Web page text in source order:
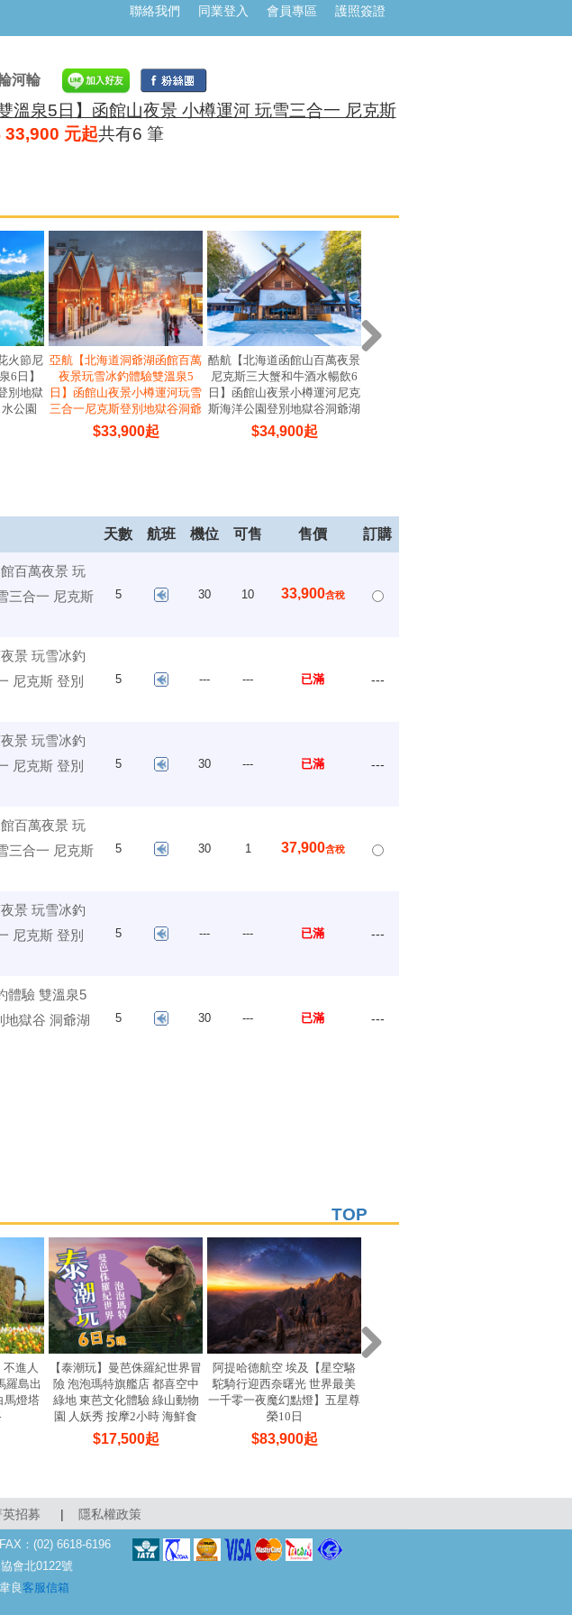
聯絡我們 同業登入 會員專區 護照簽證
河輪
溫泉5日】函館山夜景 小樽運河 玩雪三合一 尼克斯
33,900 元起共有6 筆
火節尼
6日】
別地獄
公園
亞航【北海道洞爺湖函館百萬
夜景玩雪冰釣體驗雙溫泉5
日】函館山夜景小樽運河玩雪
三合一尼克斯登別地獄谷洞爺
湖散策
$33,900起
酷航【北海道函館山百萬夜景
尼克斯三大蟹和牛酒水暢飲6
日】函館山夜景小樽運河尼克
斯海洋公園登別地獄谷洞爺湖
散策
$34,900起
天數 航班 機位 可售 售價 訂購
百萬夜景 玩
三合一 尼克斯
5 30 10 33,900含稅
景 玩雪冰釣
尼克斯 登別
5 --- --- 已滿 ---
景 玩雪冰釣
尼克斯 登別
5 30 --- 已滿 ---
百萬夜景 玩
三合一 尼克斯
5 30 1 37,900含稅
景 玩雪冰釣
尼克斯 登別
5 --- --- 已滿 ---
體驗 雙溫泉5
地獄谷 洞爺湖
5 30 --- 已滿 ---
TOP
不進人
羅島出
馬燈塔
【泰潮玩】曼芭侏羅紀世界冒
險 泡泡瑪特旗艦店 都喜空中
綠地 東芭文化體驗 綠山動物
園 人妖秀 按摩2小時 海鮮食
放題 6天5晚(亞航)
$17,500起
阿提哈德航空 埃及【星空駱
駝騎行迎西奈曙光 世界最美
一千零一夜魔幻點燈】五星尊
榮10日
$83,900起
英招募 | 隱私權政策
FAX：(02) 6618-6196
會北0122號
良客服信箱